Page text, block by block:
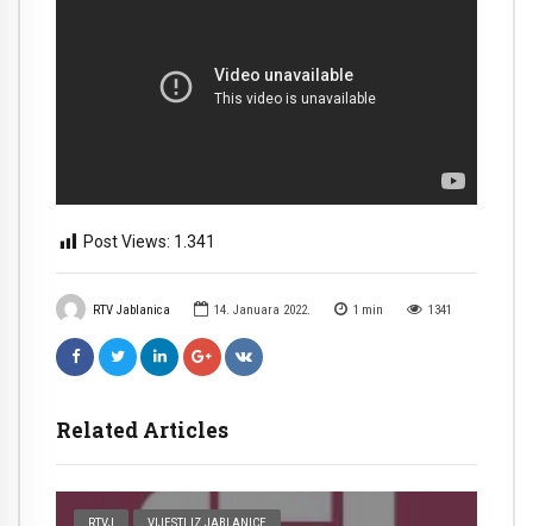
RTV Jablanica 14. Januara 2022. 1 min 1341
Related Articles
Post Views: 1.341